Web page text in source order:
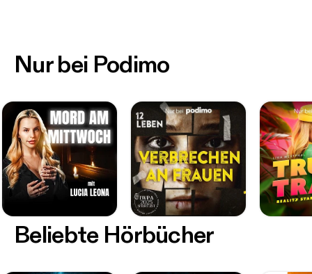
Nur bei Podimo
Beliebte Hörbücher